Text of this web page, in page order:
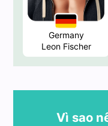
Germany
Leon Fischer
Vì sao